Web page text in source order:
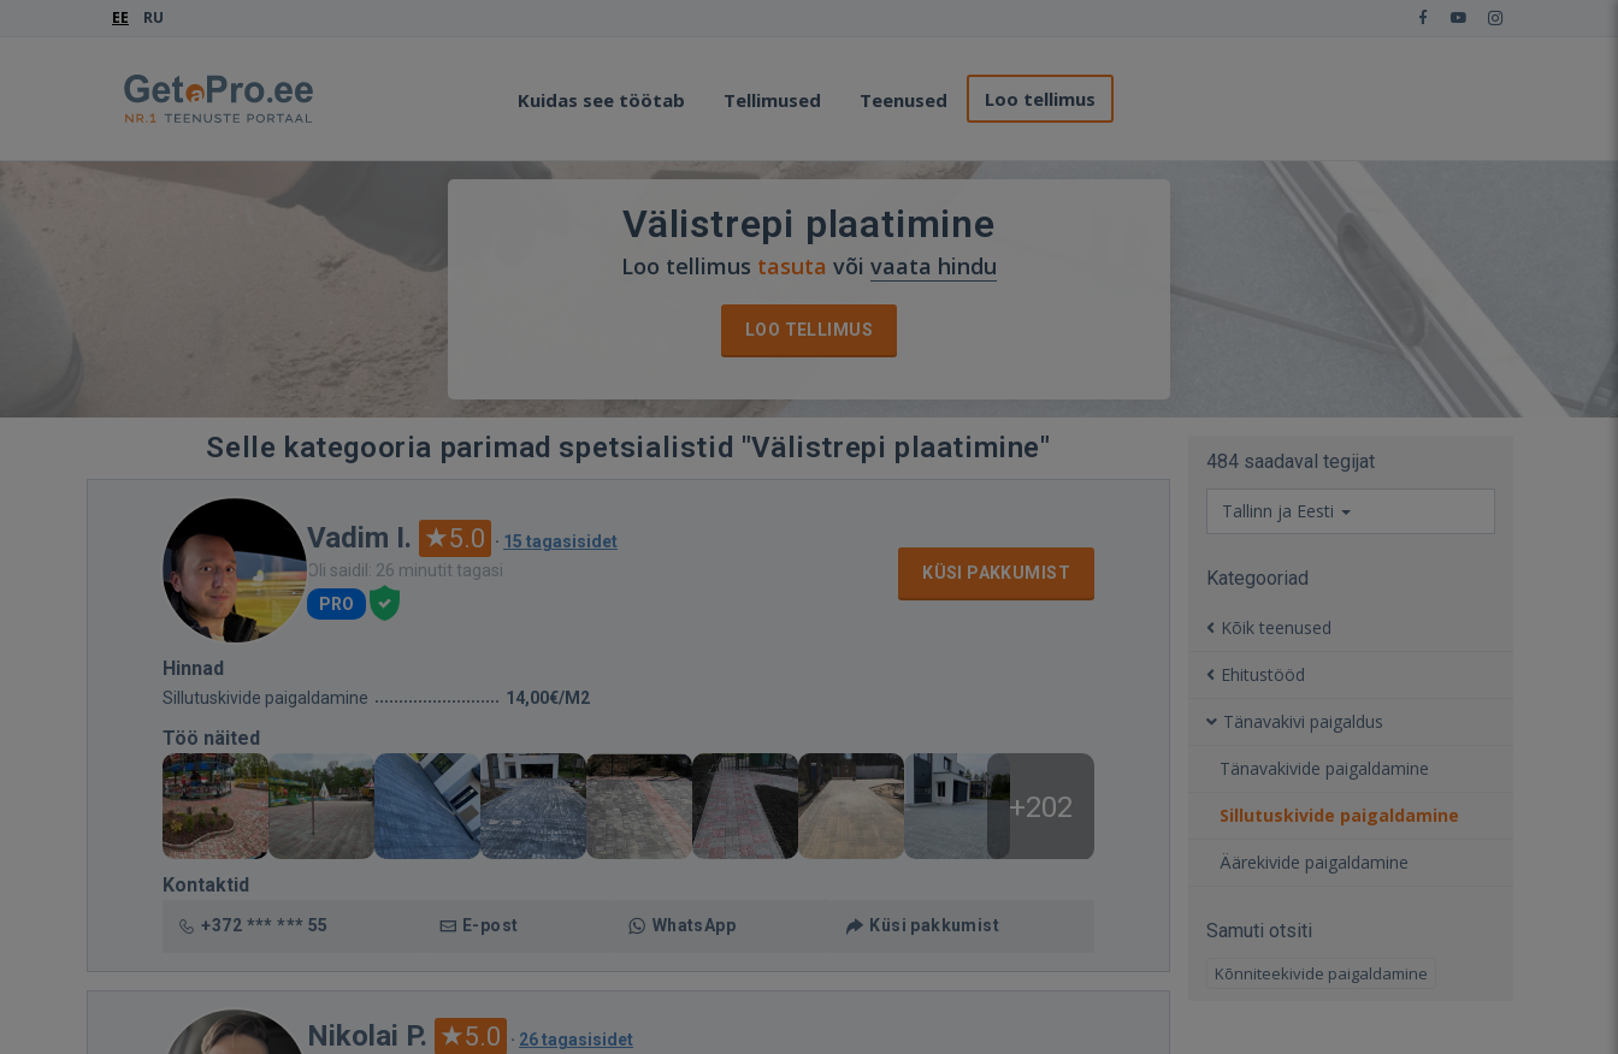
EE RU
Kuidas see töötab Tellimused Teenused Loo tellimus
Välistrepi plaatimine
Loo tellimus tasuta või vaata hindu
LOO TELLIMUS
Selle kategooria parimad spetsialistid "Välistrepi plaatimine"
Vadim I. 5.0 · 15 tagasisidet
Oli saidil: 26 minutit tagasi
PRO
KÜSI PAKKUMIST
Hinnad
Sillutuskivide paigaldamine 14,00€/M2
Töö näited
+202
Kontaktid
+372 *** *** 55 E-post WhatsApp Küsi pakkumist
Nikolai P. 5.0 · 26 tagasisidet
484 saadaval tegijat
Tallinn ja Eesti
Kategooriad
Kõik teenused
Ehitustööd
Tänavakivi paigaldus
Tänavakivide paigaldamine
Sillutuskivide paigaldamine
Äärekivide paigaldamine
Samuti otsiti
Kõnniteekivide paigaldamine